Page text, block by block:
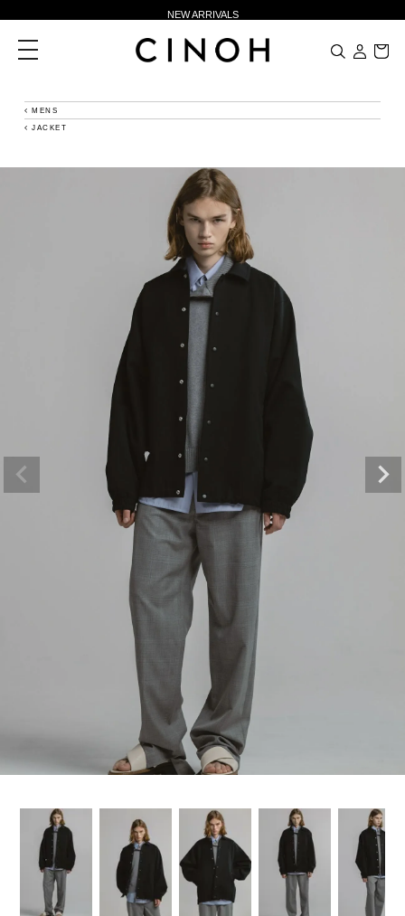
NEW ARRIVALS
新規会員登録500ポイントプレゼント
夏季休業に伴う一部業務休業のお知らせ
ニュースレター登録で¥1,000クーポン進呈
toggle
navigation
MENS
JACKET